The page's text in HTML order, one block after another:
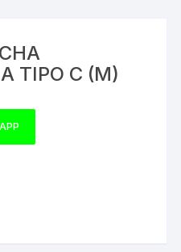
TIPO C (M)